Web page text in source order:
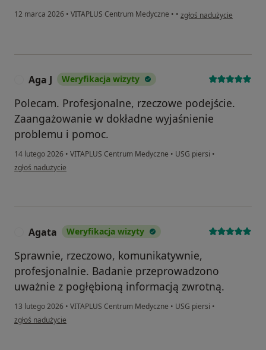
12 marca 2026 • VITAPLUS Centrum Medyczne • • w opinii użytkownika
zgłoś nadużycie
Aga J Weryfikacja wizyty
Polecam. Profesjonalne, rzeczowe podejście.
Zaangażowanie w dokładne wyjaśnienie
problemu i pomoc.
14 lutego 2026 • VITAPLUS Centrum Medyczne • USG piersi •
w opinii użytkownika Aga J
zgłoś nadużycie
Agata Weryfikacja wizyty
Sprawnie, rzeczowo, komunikatywnie,
profesjonalnie. Badanie przeprowadzono
uważnie z pogłębioną informacją zwrotną.
13 lutego 2026 • VITAPLUS Centrum Medyczne • USG piersi •
w opinii użytkownika Agata
zgłoś nadużycie